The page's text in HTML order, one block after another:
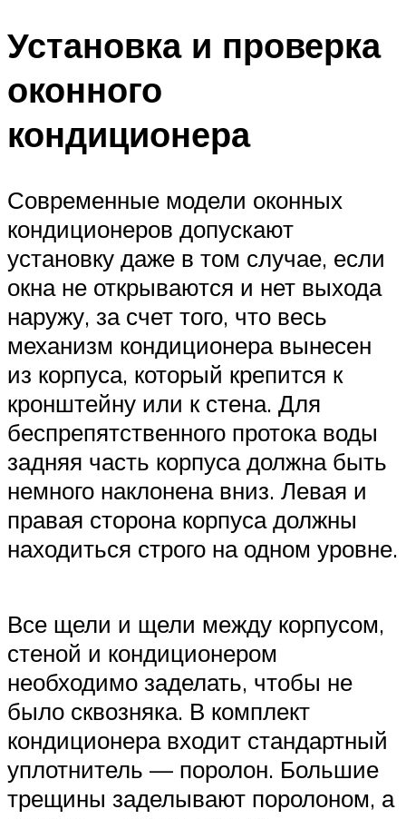
Установка и проверка
оконного
кондиционера
Современные модели оконных
кондиционеров допускают
установку даже в том случае, если
окна не открываются и нет выхода
наружу, за счет того, что весь
механизм кондиционера вынесен
из корпуса, который крепится к
кронштейну или к стена. Для
беспрепятственного протока воды
задняя часть корпуса должна быть
немного наклонена вниз. Левая и
правая сторона корпуса должны
находиться строго на одном уровне.
Все щели и щели между корпусом,
стеной и кондиционером
необходимо заделать, чтобы не
было сквозняка. В комплект
кондиционера входит стандартный
уплотнитель — поролон. Большие
трещины заделывают поролоном, а